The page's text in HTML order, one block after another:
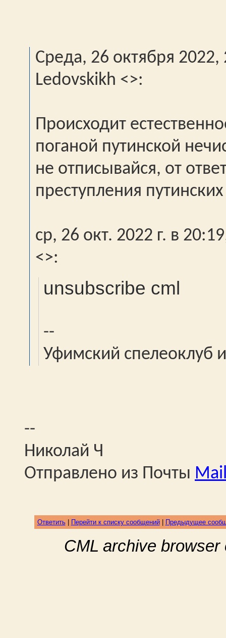
Среда, 26 октября
Ledovskikh <>:
Происходит
поганой путинской
не отписывайся, от
преступления
ср, 26 окт. 2022 г. в
<>:
unsubscribe cml
--
Уфимский спелеоклуб
--
Николай Ч
Отправлено из Почты
Ответить| Перейти к списку сообщений| Предыдущее
CML archive